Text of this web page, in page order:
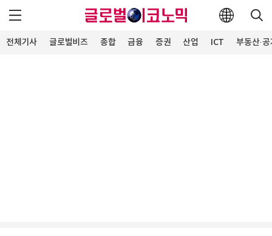
전체기사 글로벌비즈 종합 금융 증권 산업 ICT 부동산·